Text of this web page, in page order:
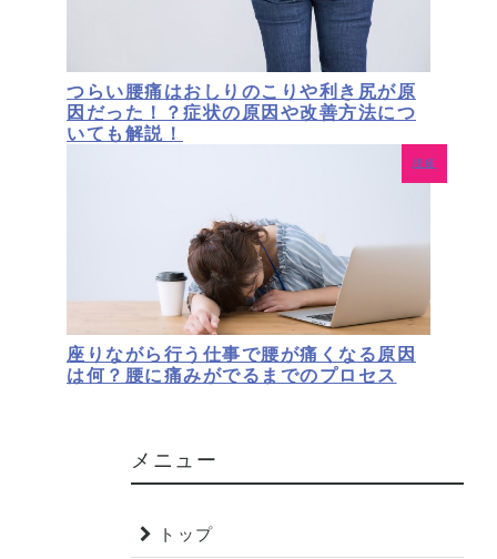
つらい腰痛はおしりのこりや利き尻が原
因だった！？症状の原因や改善方法につ
いても解説！
腰痛
座りながら行う仕事で腰が痛くなる原因
は何？腰に痛みがでるまでのプロセス
メニュー
トップ